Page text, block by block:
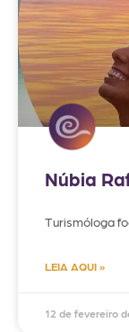
Núbia
Turismóloga
LEIA AQUI »
12 de fevereiro